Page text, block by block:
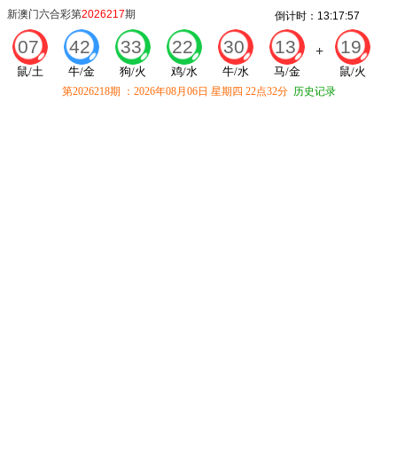
新澳门六合彩第2026217期 倒计时： 13:17:57
07
鼠/土
42
牛/金
33
狗/火
22
鸡/水
30
牛/水
13
马/金
+ 19
鼠/火
第2026218期 ： 2026年08月06日 星期四 22点32分 历史记录